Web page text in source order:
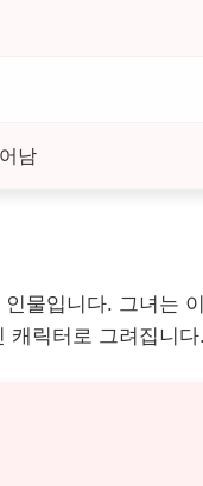
남
물입니다. 그녀는
캐릭터로 그려집니다.